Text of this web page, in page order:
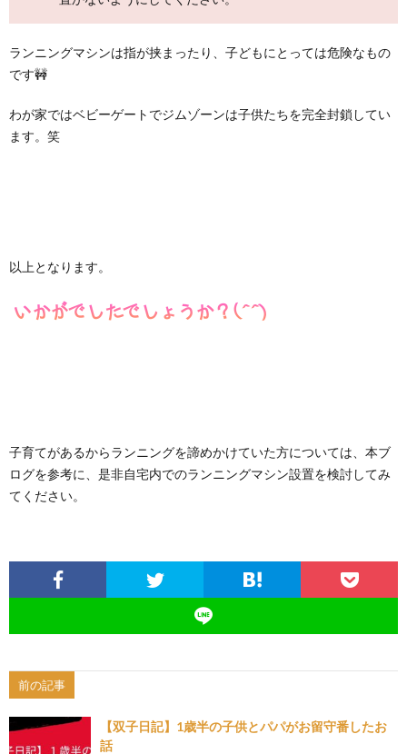
ランニングマシンは指が挟まったり、子どもにとっては危険なもの
です🚧
わが家ではベビーゲートでジムゾーンは子供たちを完全封鎖してい
ます。笑
以上となります。
子育てがあるからランニングを諦めかけていた方については、本ブ
ログを参考に、是非自宅内でのランニングマシン設置を検討してみ
てください。
前の記事
【双子日記】1歳半の子供とパパがお留守番したお
話